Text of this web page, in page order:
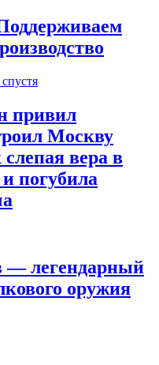
привил
Москву
вера в
погубила
— легендарный
оружия